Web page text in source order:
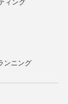
ンニング